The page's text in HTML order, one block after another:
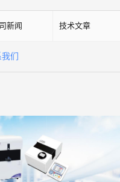
新闻 技术文章
们